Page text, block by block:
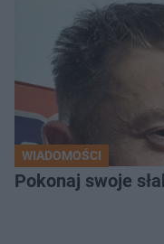
WIADOMOŚCI
Pokonaj swoje